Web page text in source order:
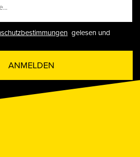
gelesen und
ANMELDEN